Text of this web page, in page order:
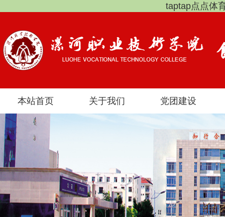
taptap点点体
本站首页 关于我们 党团建设